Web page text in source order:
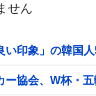
せん
い印象」の韓国
ー協会、W杯